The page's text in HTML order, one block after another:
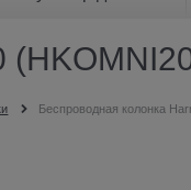
Беспроводная колонка